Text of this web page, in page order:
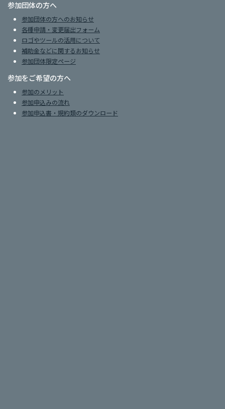
参加団体の方へ
参加団体の方へのお知らせ
各種申請・変更届出フォーム
ロゴやツールの活用について
補助金などに関するお知らせ
参加団体限定ページ
参加をご希望の方へ
参加のメリット
参加申込みの流れ
参加申込書・規約類のダウンロード